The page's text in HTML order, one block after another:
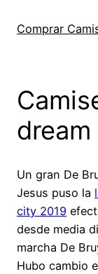
Comprar
Un gran De
Jesus puso la
city 2019
desde media
marcha De
Hubo cambio